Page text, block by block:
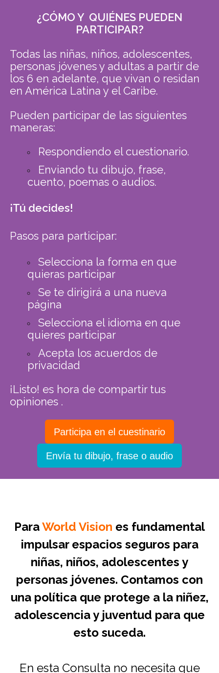
¿CÓMO Y QUIÉNES PUEDEN
PARTICIPAR?
Todas las niñas, niños, adolescentes,
personas jóvenes y adultas a partir de
los 6 en adelante, que vivan o residan
en América Latina y el Caribe.
Pueden participar de las siguientes
maneras:
Respondiendo el cuestionario.
Enviando tu dibujo, frase,
cuento, poemas o audios.
¡Tú decides!
Pasos para participar:
Selecciona la forma en que
quieras participar
Se te dirigirá a una nueva
página
Selecciona el idioma en que
quieres participar
Acepta los acuerdos de
privacidad
¡Listo! es hora de compartir tus
opiniones .
Participa en el cuestinario
Envía tu dibujo, frase o audio
ParaWorld Vision es fundamental
impulsar espacios seguros para
niñas, niños, adolescentes y
personas jóvenes. Contamos con
una política que protege a la niñez,
adolescencia y juventud para que
esto suceda.
En esta Consulta no necesita que